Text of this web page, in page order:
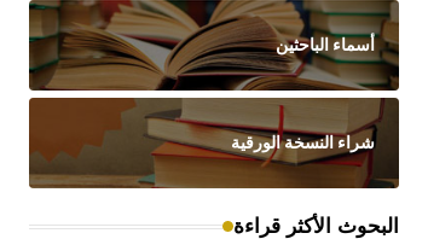
أسماء الباحثين
شراء النسخة الورقية
البحوث الأكثر قراءة